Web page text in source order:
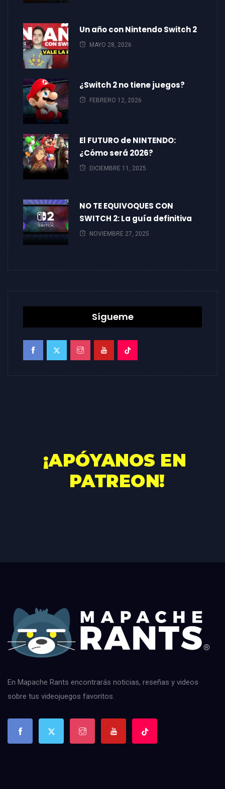
Un año con Nintendo Switch 2
MAYO 28, 2026
¿Switch 2 no tiene juegos?
FEBRERO 12, 2026
El FUTURO de NINTENDO:
¿Cómo será 2026?
DICIEMBRE 11, 2025
NO TE EQUIVOQUES CON
SWITCH 2: La guía definitiva
NOVIEMBRE 27, 2025
Sígueme
En Mapache Rants encontrarás noticias, reseñas y videos
sobre tus videojuegos favoritos.